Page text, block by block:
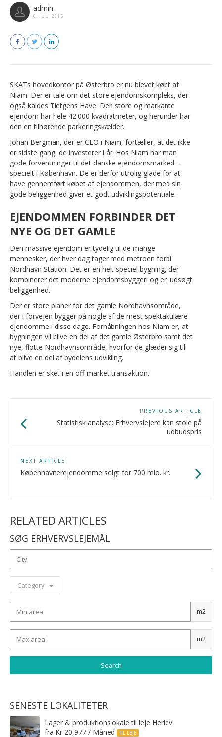
admin
6. JULI 2015
SKATs hovedkontor på Østerbro er nu blevet købt af
Niam. Der er tale om det store ejendomskompleks, der
også kaldes Tietgens Have. Den store og markante
ejendom har hele 42.000 kvadratmeter, og herunder har
den en tilhørende parkeringskælder.
Johan Bergman, der er CEO i Niam, fortæller, at det ikke
er sidste gang, de investerer i år. Hos Niam har man
gode forventninger til det danske ejendomsmarked –
specielt i København. De er derfor utrolig glade for at
have gennemført købet af ejendommen, der med sin
gode beliggenhed giver et godt udviklingspotentiale.
EJENDOMMEN FORBINDER DET
NYE OG DET GAMLE
Den massive ejendom er tydelig til de mange
mennesker, der hver dag tager med metroen forbi
Nordhavn Station. Det er en helt speciel bygning, der
kombinerer det moderne ejendomsbyggeri og en udsøgt
beliggenhed.
Der er store planer for det gamle Nordhavnsområde,
der i forvejen bygger på nogle af de mest spektakulære
ejendomme i disse dage. Forhåbningen hos Niam er, at
bygningen vil blive en del af det gamle Østerbro samt det
nye, flotte Nordhavnsområde, hvorfor de glæder sig til
at blive en del af bydelens udvikling.
Handlen er sket i en off-market transaktion.
PREVIOUS ARTICLE
Statistisk analyse: Erhvervslejere kan stole på
udbudspris
NEXT ARTICLE
Københavnerejendomme solgt for 700 mio. kr.
RELATED ARTICLES
SØG ERHVERVSLEJEMÅL
Category
m2
m2
SENESTE LOKALITETER
Lager & produktionslokale til leje Herlev
fra Kr 20,977 / Måned
TIL LEJE